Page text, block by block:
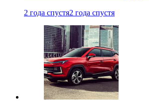
2 года спустя2 года спустя